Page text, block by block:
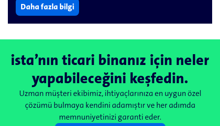
Daha fazla bilgi
ista’nın ticari binanız için neler
yapabileceğini keşfedin.
Uzman müşteri ekibimiz, ihtiyaçlarınıza en uygun özel
çözümü bulmaya kendini adamıştır ve her adımda
memnuniyetinizi garanti eder.